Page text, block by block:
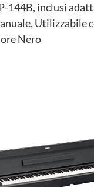
144B, inclusi
Utilizzabile
Nero